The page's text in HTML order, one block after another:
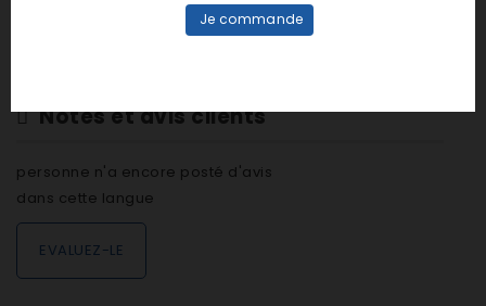
AJOUTER AU PANIER
Notes et avis clients
personne n'a encore posté d'avis
dans cette langue
EVALUEZ-LE
Je commande